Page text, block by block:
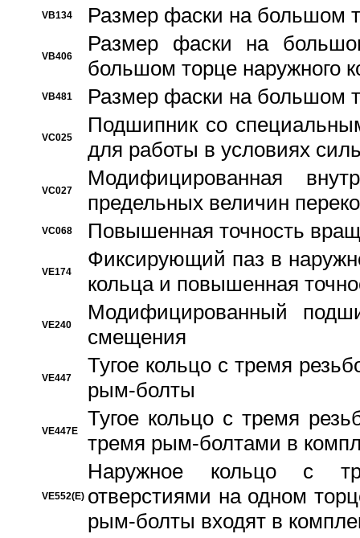
VB134 Размер фаски на большом
VB406
Размер фаски на
большом торце наружного
VB481 Размер фаски на большом
VC025
Подшипник со
для работы в условиях
VC027
Модифицированная
предельных величин
VC068 Повышенная точность
VE174
Фиксирующий паз в
кольца и повышенная
VE240
Модифицированный
смещения
VE447
Тугое кольцо с тремя
рым-болты
VE447E
Тугое кольцо с тремя
тремя рым-болтами в
VE552(E)
Наружное кольцо с
отверстиями на одном
рым-болты входят в